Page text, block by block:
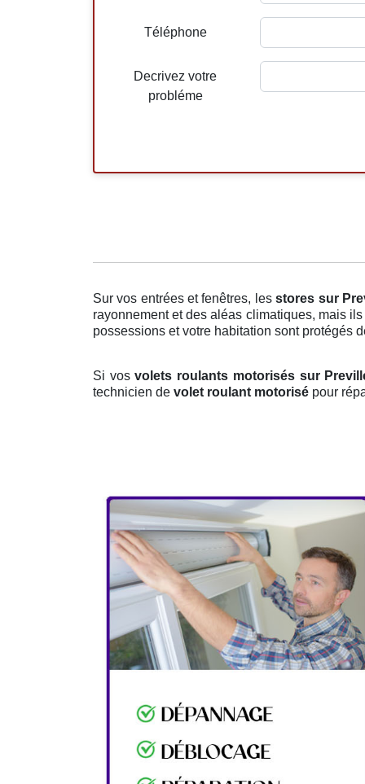
Téléphone
Decrivez votre
probléme
Sur vos entrées et fenêtres, lesstores sur
rayonnement et des aléas climatiques, mais
possessions et votre habitation sont protégés
Si vosvolets roulants motorisés sur
technicien de volet roulant motorisé pour